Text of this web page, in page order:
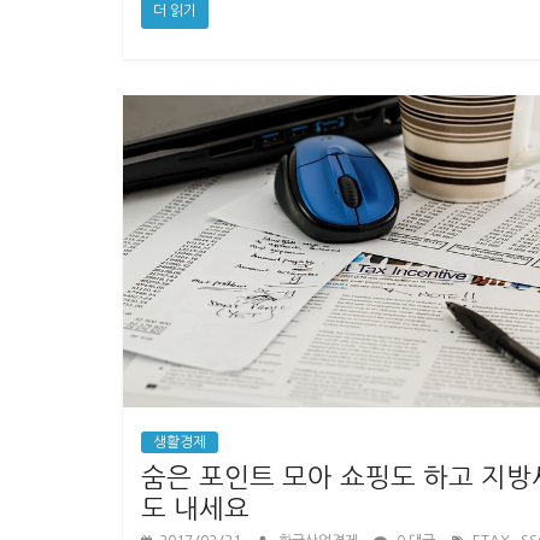
더 읽기
생활경제
숨은 포인트 모아 쇼핑도 하고 지방
도 내세요